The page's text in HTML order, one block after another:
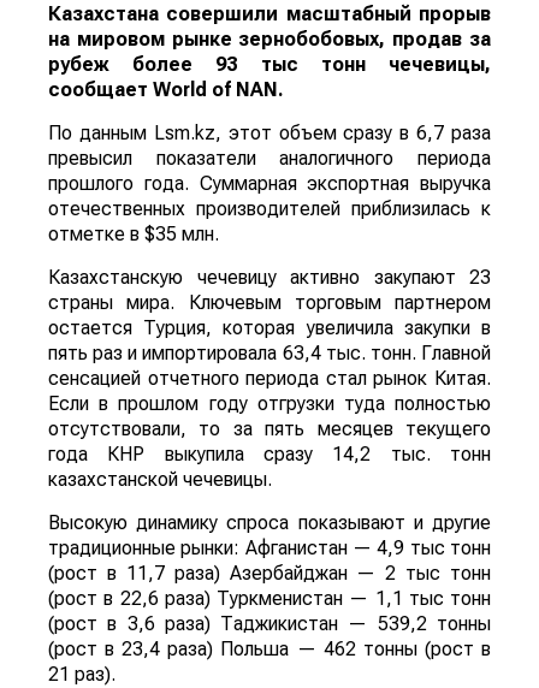
Казахстана совершили масштабный прорыв
на мировом рынке зернобобовых, продав за
рубеж более 93 тыс тонн чечевицы,
сообщает World of NAN .
По данным Lsm.kz, этот объем сразу в 6,7 раза
превысил показатели аналогичного периода
прошлого года. Суммарная экспортная выручка
отечественных производителей приблизилась к
отметке в $35 млн.
Казахстанскую чечевицу активно закупают 23
страны мира. Ключевым торговым партнером
остается Турция, которая увеличила закупки в
пять раз и импортировала 63,4 тыс. тонн. Главной
сенсацией отчетного периода стал рынок Китая.
Если в прошлом году отгрузки туда полностью
отсутствовали, то за пять месяцев текущего
года КНР выкупила сразу 14,2 тыс. тонн
казахстанской чечевицы.
Высокую динамику спроса показывают и другие
традиционные рынки: Афганистан — 4,9 тыс тонн
(рост в 11,7 раза) Азербайджан — 2 тыс тонн
(рост в 22,6 раза) Туркменистан — 1,1 тыс тонн
(рост в 3,6 раза) Таджикистан — 539,2 тонны
(рост в 23,4 раза) Польша — 462 тонны (рост в
21 раз).